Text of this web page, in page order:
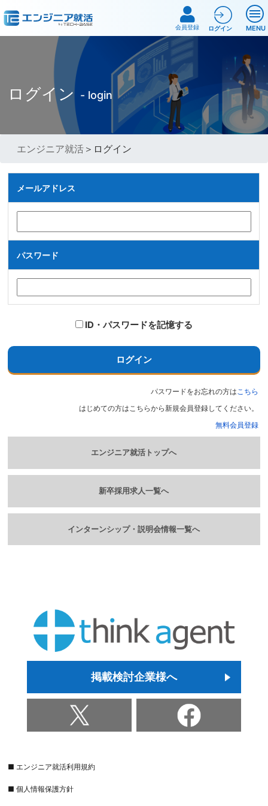
MENU
会員登録 ログイン
ログイン - login
エンジニア就活 ＞ログイン
メールアドレス
パスワード
ID・パスワードを記憶する
ログイン
パスワードをお忘れの方はこちら
はじめての方はこちらから新規会員登録してください。
無料会員登録
エンジニア就活トップへ
新卒採用求人一覧へ
インターンシップ・説明会情報一覧へ
掲載検討企業様へ
■ エンジニア就活利用規約
■ 個人情報保護方針